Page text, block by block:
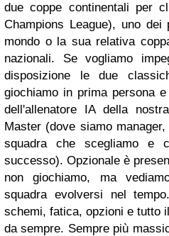
due coppe continentali per
Champions League), uno
mondo o la sua relativa
nazionali. Se vogliamo
disposizione le due
giochiamo in prima persona
dell'allenatore IA della
Master (dove siamo
squadra che scegliamo e
successo). Opzionale è
non giochiamo, ma
squadra evolversi nel
schemi, fatica, opzioni e tutto
da sempre. Sempre più